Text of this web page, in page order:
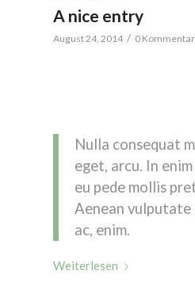
A nice entry
August 24, 2014 / 0
Nulla consequat
eget, arcu. In
eu pede mollis
Aenean
ac, enim.
Weiterlesen